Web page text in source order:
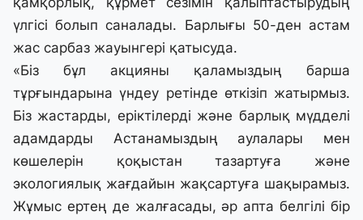
үлгісі болып саналады. Барлығы 50-ден астам
жас сарбаз жауынгері қатысуда.
«Біз бұл акцияны қаламыздың барша
тұрғындарына үндеу ретінде өткізіп жатырмыз.
Біз жастарды, еріктілерді және барлық мүдделі
адамдарды Астанамыздың аулалары мен
көшелерін қоқыстан тазартуға және
экологиялық жағдайын жақсартуға шақырамыз.
Жұмыс ертең де жалғасады, әр апта белгілі бір